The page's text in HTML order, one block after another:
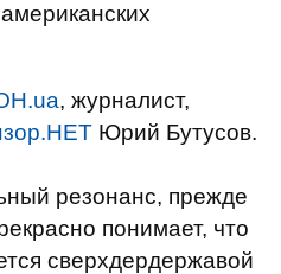
, журналист,
Юрий Бутусов.
резонанс, прежде
понимает, что
сверхдердержавой